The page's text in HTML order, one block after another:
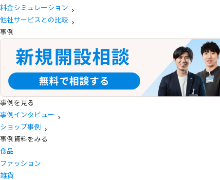
料金シミュレーション
他社サービスとの比較
事例
事例を見る
事例インタビュー
ショップ事例
事例資料をみる
食品
ファッション
雑貨